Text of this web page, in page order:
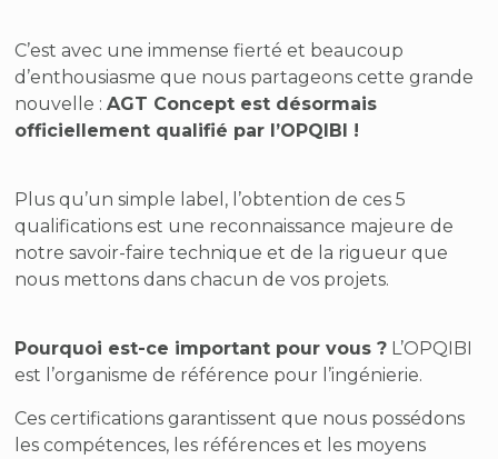
C’est avec une immense fierté et beaucoup
d’enthousiasme que nous partageons cette grande
nouvelle :AGT Concept est désormais
officiellement qualifié par l’OPQIBI !
Plus qu’un simple label, l’obtention de ces 5
qualifications est une reconnaissance majeure de
notre savoir-faire technique et de la rigueur que
nous mettons dans chacun de vos projets.
Pourquoi est-ce important pour vous ? L’OPQIBI
est l’organisme de référence pour l’ingénierie.
Ces certifications garantissent que nous possédons
les compétences, les références et les moyens